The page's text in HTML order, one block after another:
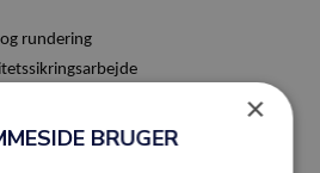
rundering
i Ajour, Byggeweb Capture
hoc opgaver, skiltning,
×
BRUGER